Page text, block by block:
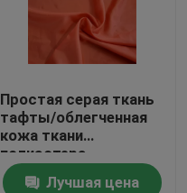
Простая серая ткань
тафты/облегченная
кожа ткани
полиэстера -
дружелюбная
Лучшая цена